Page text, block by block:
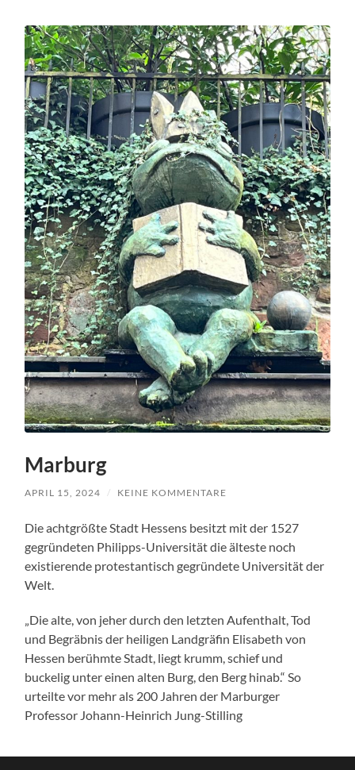
Marburg
APRIL 15, 2024 / KEINE KOMMENTARE
Die achtgrößte Stadt Hessens besitzt mit der 1527
gegründeten Philipps-Universität die älteste noch
existierende protestantisch gegründete Universität der
Welt.
„Die alte, von jeher durch den letzten Aufenthalt, Tod
und Begräbnis der heiligen Landgräfin Elisabeth von
Hessen berühmte Stadt, liegt krumm, schief und
buckelig unter einen alten Burg, den Berg hinab.“ So
urteilte vor mehr als 200 Jahren der Marburger
Professor Johann-Heinrich Jung-Stilling